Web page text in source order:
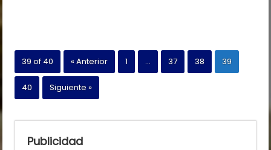
39 of 40 « Anterior 1 … 37 38 39
40 Siguiente »
Publicidad